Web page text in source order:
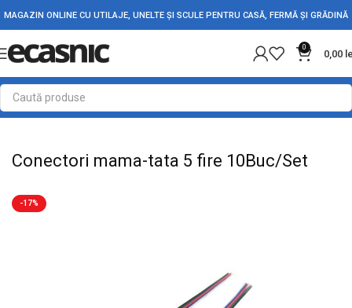
MAGAZIN ONLINE CU UTILAJE, UNELTE ȘI SCULE PENTRU CASĂ, FERMĂ ȘI GRĂDINĂ
0
0,00
Prima pagină Electrice Adaptori Conectori & Mufe
Conectori mama-tata 5 fire 10Buc/Set
-17%